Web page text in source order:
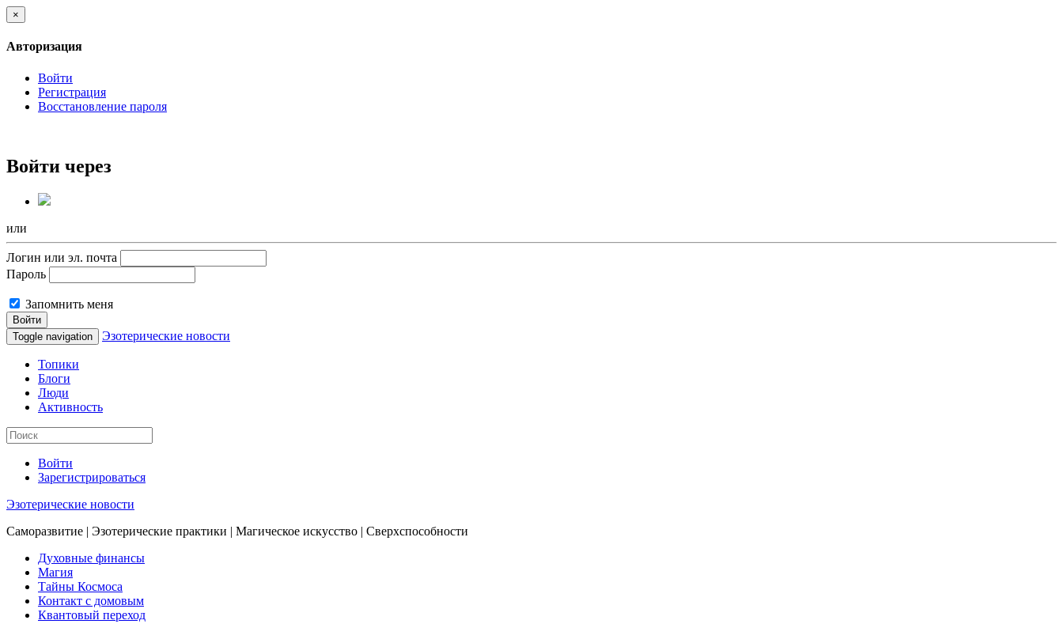
×
Авторизация
Войти
Регистрация
Восстановление пароля
Войти через
или
Логин или эл. почта
Пароль
Запомнить меня
Войти
Toggle navigation
Эзотерические новости
Топики
Блоги
Люди
Активность
Войти
Зарегистрироваться
Эзотерические новости
Саморазвитие | Эзотерические практики | Магическое искусство | Сверхспособности
Духовные финансы
Магия
Тайны Космоса
Контакт с домовым
Квантовый переход